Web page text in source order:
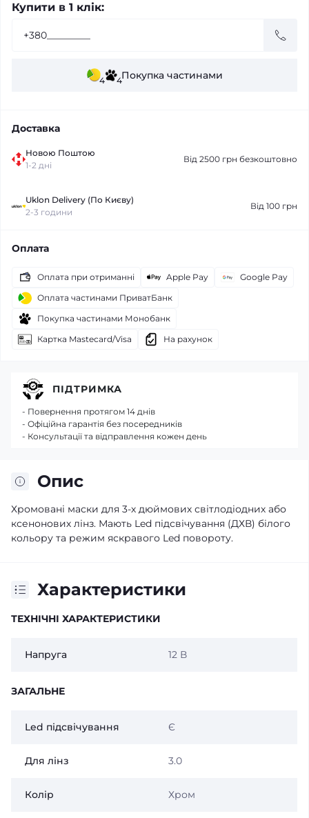
Купити в 1 клік:
4 4Покупка частинами
Доставка
Новою Поштою
1-2 дні
Від 2500 грн безкоштовно
Uklon Delivery (По Києву)
2-3 години
Від 100 грн
Оплата
Оплата при отриманні Apple Pay
Google Pay
Оплата частинами ПриватБанк
Покупка частинами Монобанк
Картка Mastecard/Visa
На рахунок
Опис
Хромовані маски для 3-х дюймових світлодіодних або
ксенонових лінз. Мають Led підсвічування (ДХВ) білого
кольору та режим яскравого Led повороту.
Характеристики
ТЕХНІЧНІ ХАРАКТЕРИСТИКИ
Напруга 12 В
ЗАГАЛЬНЕ
Led підсвічування Є
Для лінз 3.0
Колір Хром
ПІДТРИМКА
- Повернення протягом 14 днів
- Офіційна гарантія без посередників
- Консультації та відправлення кожен день